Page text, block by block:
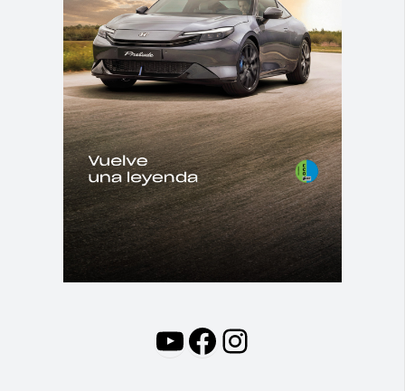
YouTube
Facebook
Instagram